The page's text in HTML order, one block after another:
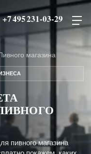
+7 495 231-03-29
магазина
пивного магазина